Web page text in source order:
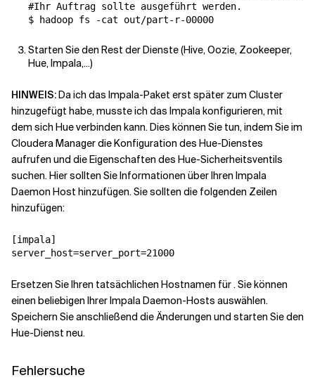
#Ihr Auftrag sollte ausgeführt werden.
Starten Sie den Rest der Dienste (Hive, Oozie, Zookeeper,
Hue, Impala,...)
HINWEIS:Da ich das Impala-Paket erst später zum Cluster
hinzugefügt habe, musste ich das Impala konfigurieren, mit
dem sich Hue verbinden kann. Dies können Sie tun, indem Sie im
Cloudera Manager die Konfiguration des Hue-Dienstes
aufrufen und die Eigenschaften des Hue-Sicherheitsventils
suchen. Hier sollten Sie Informationen über Ihren Impala
Daemon Host hinzufügen. Sie sollten die folgenden Zeilen
hinzufügen:
[impala]
server_host=server_port=21000
Ersetzen Sie Ihren tatsächlichen Hostnamen für. Sie können
einen beliebigen Ihrer Impala Daemon-Hosts auswählen.
Speichern Sie anschließend die Änderungen und starten Sie den
Hue-Dienst neu.
Fehlersuche